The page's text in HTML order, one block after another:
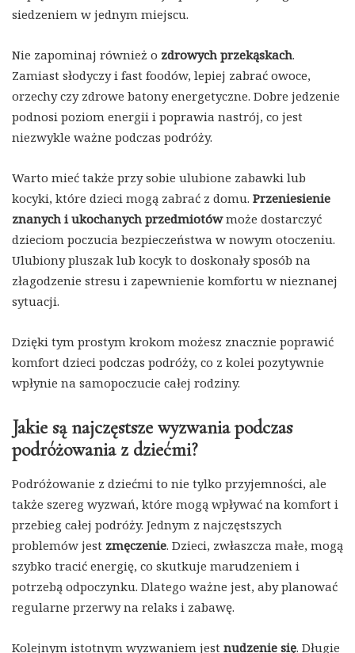
siedzeniem w jednym miejscu.
Nie zapominaj również o zdrowych przekąskach.
Zamiast słodyczy i fast foodów, lepiej zabrać owoce,
orzechy czy zdrowe batony energetyczne. Dobre jedzenie
podnosi poziom energii i poprawia nastrój, co jest
niezwykle ważne podczas podróży.
Warto mieć także przy sobie ulubione zabawki lub
kocyki, które dzieci mogą zabrać z domu. Przeniesienie
znanych i ukochanych przedmiotówmoże dostarczyć
dzieciom poczucia bezpieczeństwa w nowym otoczeniu.
Ulubiony pluszak lub kocyk to doskonały sposób na
złagodzenie stresu i zapewnienie komfortu w nieznanej
sytuacji.
Dzięki tym prostym krokom możesz znacznie poprawić
komfort dzieci podczas podróży, co z kolei pozytywnie
wpłynie na samopoczucie całej rodziny.
Jakie są najczęstsze wyzwania podczas
podróżowania z dziećmi?
Podróżowanie z dziećmi to nie tylko przyjemności, ale
także szereg wyzwań, które mogą wpływać na komfort i
przebieg całej podróży. Jednym z najczęstszych
problemów jest zmęczenie. Dzieci, zwłaszcza małe, mogą
szybko tracić energię, co skutkuje marudzeniem i
potrzebą odpoczynku. Dlatego ważne jest, aby planować
regularne przerwy na relaks i zabawę.
Kolejnym istotnym wyzwaniem jest nudzenie się. Długie